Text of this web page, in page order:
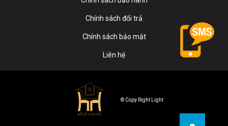
Chính sách đổi trả
Chính sách bảo mật
Liên hệ
© Copy Right Light